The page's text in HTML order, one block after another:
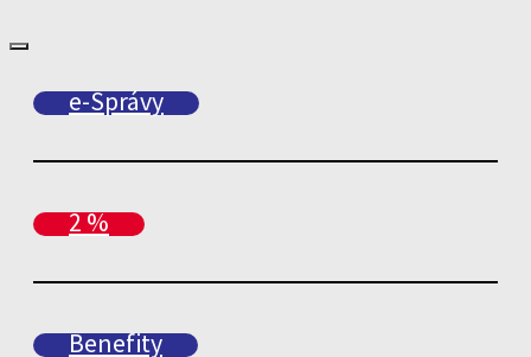
e-Správy
2 %
Benefity